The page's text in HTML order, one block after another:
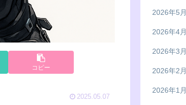
コピー
2025.05.07
2026年5月
2026年4月
2026年3月
2026年2月
2026年1月